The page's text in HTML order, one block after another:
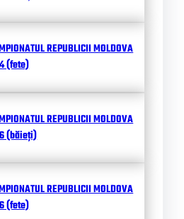
REPUBLICII MOLDOVA
(fete)
REPUBLICII MOLDOVA
(băieți)
REPUBLICII MOLDOVA
(fete)